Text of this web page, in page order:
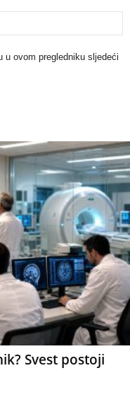
u ovom pregledniku sljedeći
Svest postoji